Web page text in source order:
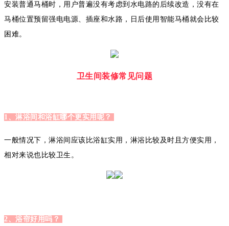
安装普通马桶时，用户普遍没有考虑到水电路的后续改造，没有在
马桶位置预留强电电源、插座和水路，日后使用智能马桶就会比较
困难。
卫生间装修常见问题
1、淋浴间和浴缸哪个更实用呢？
一般情况下，淋浴间应该比浴缸实用，淋浴比较及时且方便实用，
相对来说也比较卫生。
2、浴帘好用吗？